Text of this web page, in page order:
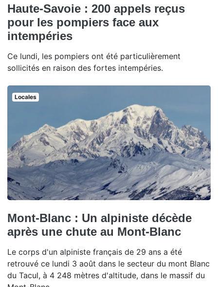
Haute-Savoie : 200 appels reçus
pour les pompiers face aux
intempéries
Ce lundi, les pompiers ont été particulièrement
sollicités en raison des fortes intempéries.
Locales
Mont-Blanc : Un alpiniste décède
après une chute au Mont-Blanc
Le corps d'un alpiniste français de 29 ans a été
retrouvé ce lundi 3 août dans le secteur du mont Blanc
du Tacul, à 4 248 mètres d'altitude, dans le massif du